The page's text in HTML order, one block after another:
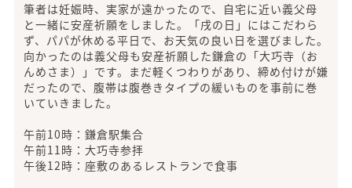
筆者は妊娠時、実家が遠かったので、自宅に近い義父母
と一緒に安産祈願をしました。「戌の日」にはこだわら
ず、パパが休める平日で、お天気の良い日を選びました。
向かったのは義父母も安産祈願した鎌倉の「大巧寺（お
んめさま）」です。まだ軽くつわりがあり、締め付けが嫌
だったので、腹帯は腹巻きタイプの緩いものを事前に巻
いていきました。
午前10時：鎌倉駅集合
午前11時：大巧寺参拝
午後12時：座敷のあるレストランで食事